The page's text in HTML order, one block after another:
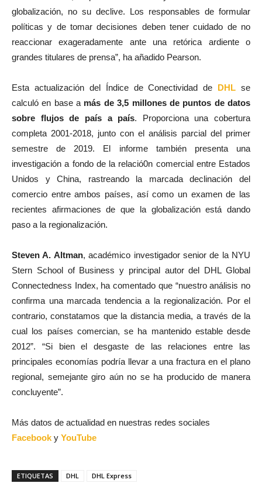
globalización, no su declive. Los responsables de formular
políticas y de tomar decisiones deben tener cuidado de no
reaccionar exageradamente ante una retórica ardiente o
grandes titulares de prensa”, ha añadido Pearson.
Esta actualización del Índice de Conectividad de DHL se
calculó en base a más de 3,5 millones de puntos de datos
sobre flujos de país a país. Proporciona una cobertura
completa 2001-2018, junto con el análisis parcial del primer
semestre de 2019. El informe también presenta una
investigación a fondo de la relació0n comercial entre Estados
Unidos y China, rastreando la marcada declinación del
comercio entre ambos países, así como un examen de las
recientes afirmaciones de que la globalización está dando
paso a la regionalización.
Steven A. Altman, académico investigador senior de la NYU
Stern School of Business y principal autor del DHL Global
Connectedness Index, ha comentado que “nuestro análisis no
confirma una marcada tendencia a la regionalización. Por el
contrario, constatamos que la distancia media, a través de la
cual los países comercian, se ha mantenido estable desde
2012”. “Si bien el desgaste de las relaciones entre las
principales economías podría llevar a una fractura en el plano
regional, semejante giro aún no se ha producido de manera
concluyente”.
Más datos de actualidad en nuestras redes sociales
Facebook y YouTube
ETIQUETAS DHL DHL Express